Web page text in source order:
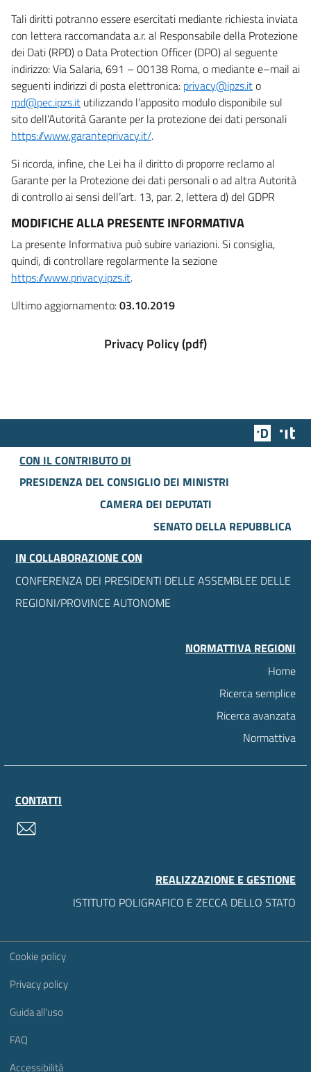
Tali diritti potranno essere esercitati mediante richiesta inviata
con lettera raccomandata a.r. al Responsabile della Protezione
dei Dati (RPD) o Data Protection Officer (DPO) al seguente
indirizzo: Via Salaria, 691 – 00138 Roma, o mediante e–mail ai
seguenti indirizzi di posta elettronica: privacy@ipzs.ito
rpd@pec.ipzs.it utilizzando l’apposito modulo disponibile sul
sito dell’Autorità Garante per la protezione dei dati personali
https://www.garanteprivacy.it/.
Si ricorda, infine, che Lei ha il diritto di proporre reclamo al
Garante per la Protezione dei dati personali o ad altra Autorità
di controllo ai sensi dell’art. 13, par. 2, lettera d) del GDPR
MODIFICHE ALLA PRESENTE INFORMATIVA
La presente Informativa può subire variazioni. Si consiglia,
quindi, di controllare regolarmente la sezione
https://www.privacy.ipzs.it.
Ultimo aggiornamento:03.10.2019
Privacy Policy (pdf)
Team
CON IL CONTRIBUTO DI
PRESIDENZA DEL CONSIGLIO DEI MINISTRI
CAMERA DEI DEPUTATI
SENATO DELLA REPUBBLICA
IN COLLABORAZIONE CON
CONFERENZA DEI PRESIDENTI DELLE ASSEMBLEE DELLE
REGIONI/PROVINCE AUTONOME
NORMATTIVA REGIONI
Home
Ricerca semplice
Ricerca avanzata
Normattiva
CONTATTI
REALIZZAZIONE E GESTIONE
ISTITUTO POLIGRAFICO E ZECCA DELLO STATO
Sezione Link Utili
Cookie policy
Privacy policy
Guida all'uso
FAQ
Accessibilità